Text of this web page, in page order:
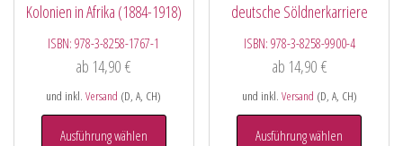
Kolonien in Afrika (1884-1918)
ISBN:978-3-8258-1767-1
ab 14,90€
und inkl.Versand (D, A, CH)
Ausführung wählen
deutsche Söldnerkarriere
ISBN: 978-3-8258-9900-4
ab 14,90 €
und inkl. Versand (D, A, CH)
Ausführung wählen